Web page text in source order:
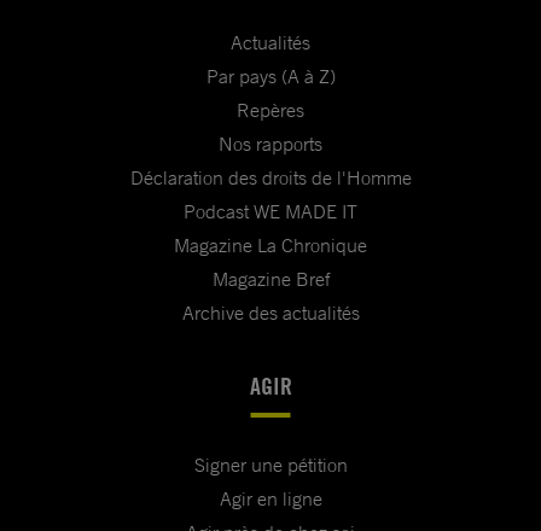
Actualités
Par pays (A à Z)
Repères
Nos rapports
Déclaration des droits de l'Homme
Podcast WE MADE IT
Magazine La Chronique
Magazine Bref
Archive des actualités
AGIR
Signer une pétition
Agir en ligne